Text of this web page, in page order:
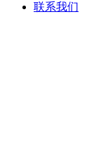
联系我们